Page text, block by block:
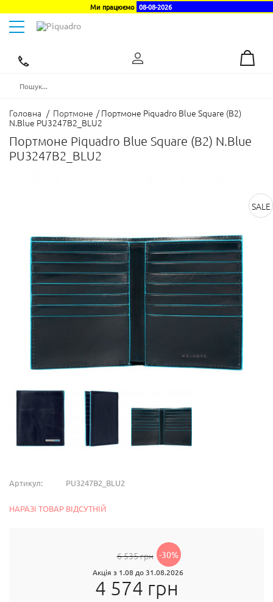
Ми працюємо 08-08-2026
Toggle
navigation
Головна / Портмоне / Портмоне Piquadro Blue Square (B2)
N.Blue PU3247B2_BLU2
Портмоне Piquadro Blue Square (B2) N.Blue
PU3247B2_BLU2
SALE
Артикул: PU3247B2_BLU2
НАРАЗІ ТОВАР ВІДСУТНІЙ
6 535 грн -30%
Акція з 1.08 до 31.08.2026
4 574 грн